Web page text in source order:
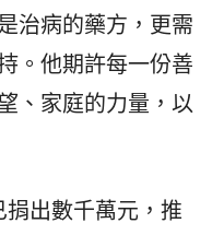
治病的藥方，更需
。他期許每一份善
、家庭的力量，以
出數千萬元，推